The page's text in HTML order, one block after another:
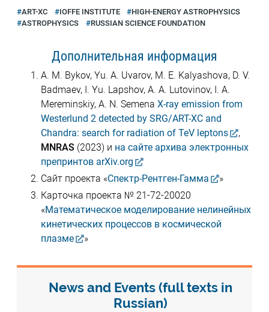
ART-XC IOFFE INSTITUTE
HIGH-ENERGY ASTROPHYSICS
ASTROPHYSICS
RUSSIAN SCIENCE FOUNDATION
Дополнительная информация
A. M. Bykov, Yu. A. Uvarov, M. E. Kalyashova, D. V.
Badmaev, I. Yu. Lapshov, A. A. Lutovinov, I. A.
Mereminskiy, A. N. Semena X-ray emission from
Westerlund 2 detected by SRG/ART-XC and
Chandra: search for radiation of TeV leptons
,
MNRAS (2023) и на сайте архива электронных
препринтов arXiv.org
Сайт проекта «Спектр-Рентген-Гамма
»
Карточка проекта № 21-72-20020
«Математическое моделирование нелинейных
кинетических процессов в космической
плазме
»
News and Events (full texts in
Russian)